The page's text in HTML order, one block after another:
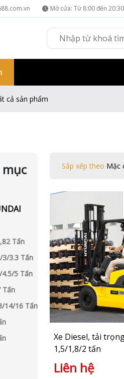
Mở cửa: Từ 8:00 đến
cả sản phẩm
Tấn
3/3.3 Tấn
5 Tấn
Tấn
14/16 Tấn
Sắp xếp theo
Xe Diesel, tải
1,5/1,8/2 tấn
Liên hệ